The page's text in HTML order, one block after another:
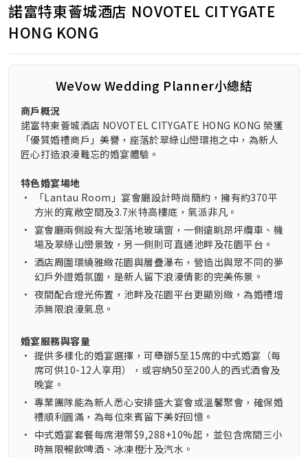
諾富特東薈城酒店 NOVOTEL CITYGATE
HONG KONG
WeVow Wedding Planner小總結
商戶概況
諾富特東薈城酒店 NOVOTEL CITYGATE HONG KONG 榮獲
「優質婚禮商戶」美譽，座落於翠綠山巒環抱之中，為新人
匠心打造浪漫難忘的婚宴體驗。
特色婚宴場地
•
「Lantau Room」宴會廳設計時尚簡約，擁有約370平
方米的寬敞空間及3.7米特高樓底，氣派非凡。
• 宴會廳兩側設有大型落地玻璃窗，一側遠眺昂坪纜車、機
場及翠綠山巒景致，另一側則可直通池畔及花園平台。
• 酒店周圍環繞雅緻花園與層疊瀑布，營造出與眾不同的夢
幻戶外證婚氛圍，是新人留下浪漫倩影的完美佈景。
• 夜間配合燈光佈置，池畔及花園平台更顯別緻，為婚禮增
添無限浪漫氣息。
婚宴服務與容量
• 提供多樣化的婚宴選擇，可舉辦5至15席的中式婚宴（每
席可供10-12人享用），或容納50至200人的西式酒會及
晚宴。
• 專業團隊能為新人悉心安排盛大宴會或溫馨聚會，確保婚
禮順利圓滿，為每位來賓留下美好回憶。
• 中式婚宴套餐每席港幣$9,288+10%起，並包含席間三小
時無限暢飲啤酒、冰凍橙汁及汽水。